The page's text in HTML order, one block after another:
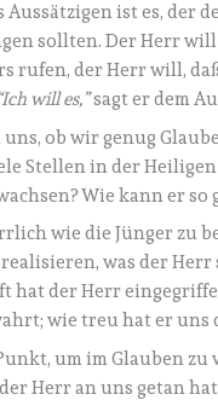
Aussätzigen ist es,
sollten. Der Herr
rufen, der Herr will,
will es,”sagt er dem
uns, ob wir genug
Stellen in der
Wie kann er
wie die Jünger zu
was der Herr
hat der Herr
wie treu hat er
um im Glauben zu
Herr an uns getan